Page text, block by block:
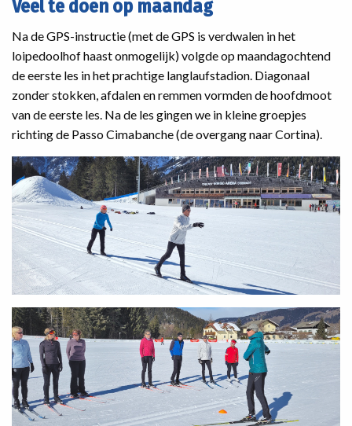
Veel te doen op maandag
Na de GPS-instructie (met de GPS is verdwalen in het
loipedoolhof haast onmogelijk) volgde op maandagochtend
de eerste les in het prachtige langlaufstadion. Diagonaal
zonder stokken, afdalen en remmen vormden de hoofdmoot
van de eerste les. Na de les gingen we in kleine groepjes
richting de Passo Cimabanche (de overgang naar Cortina).